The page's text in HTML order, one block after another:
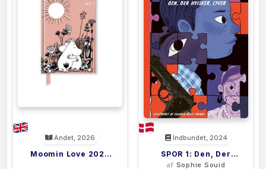
Andet, 2026
Moomin Love 2027
Indbundet, 2024
SPOR 1: Den, Der
Hvisker, Lyver
af Sophie Souid